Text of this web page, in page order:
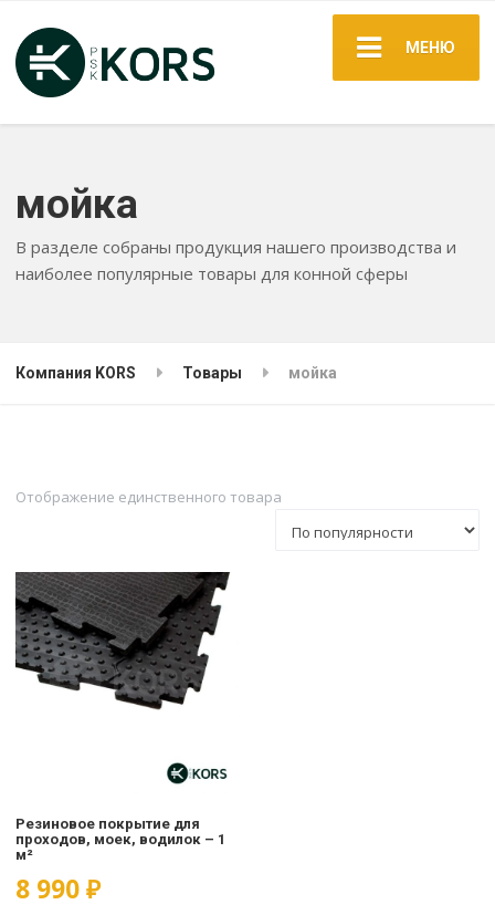
МЕНЮ
мойка
В разделе собраны продукция нашего производства и
наиболее популярные товары для конной сферы
Компания KORS Товары мойка
Отображение единственного товара
Резиновое покрытие для
проходов, моек, водилок – 1
м²
8 990₽